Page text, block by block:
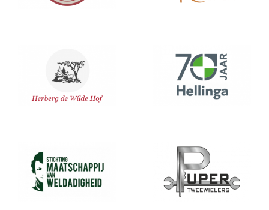
Hellinga BV
Maatschappij Puper
Wilde Hof